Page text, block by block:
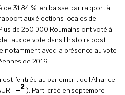
31,84 %, en baisse par rapport à
aux élections locales de
de 250 000 Roumains ont voté à
taux de vote dans l’histoire post-
notamment avec la présence au vote
de 2019.
l’entrée au parlement de l’Alliance
2 ). Parti créé en septembre